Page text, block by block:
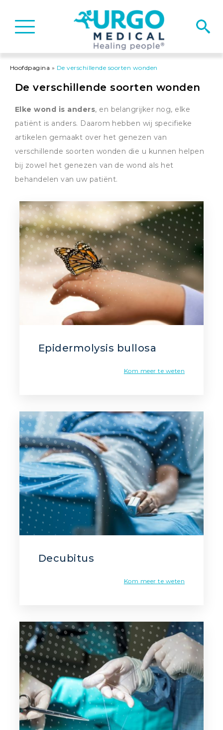
Basculer
la
Hoofdpagina » De verschillende soorten wonden
De verschillende soorten wonden
Elke wond is anders, en belangrijker nog, elke
patiënt is anders. Daarom hebben wij specifieke
artikelen gemaakt over het genezen van
verschillende soorten wonden die u kunnen helpen
bij zowel het genezen van de wond als het
behandelen van uw patiënt.
Epidermolysis bullosa
Kom meer te weten
Decubitus
Kom meer te weten